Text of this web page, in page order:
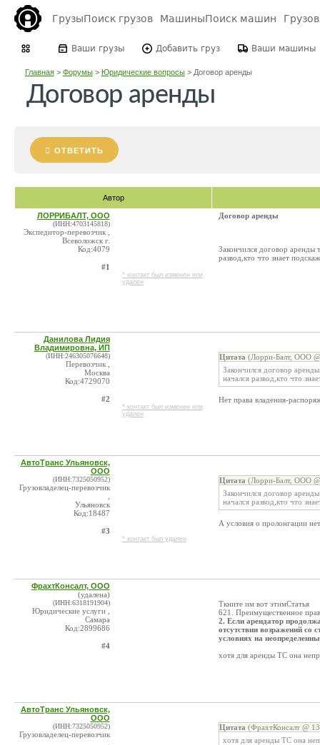
ГрузыПоиск грузов МашиныПоиск машин
Ваши грузы Добавить груз Ваши машины
Главная> Форумы> Юридические вопросы> Договор аренды
Договор аренды
ОТВЕТИТЬ
Автор
ЛОРРИБАЛТ, ООО
(ИНН:4703145818)
Экспедитор-перевозчик ,
Всеволожск г.
Код:4079
#1
* контакт был изменен или
удален
Договор аренды
Закончился договор аренды
развод,кто что знает
Данилова Лидия
Владимировна, ИП
(ИНН:246305076648)
Перевозчик ,
Москва
Код:4729070
#2
* контакт был изменен или
удален
Цитата (Лорри-Балт, ООО
Закончился договор
начался развод,кто что
Нет права владения-
АвтоТранс Ульяновск,
ООО
(ИНН:7325050952)
Грузовладелец-перевозчик
Ульяновск
Код:18487
#3
* контакт был удален
Цитата (Лорри-Балт, ООО
Закончился договор
начался развод,кто что
А условия о пролонгации
ФрахтКонсалт, ООО
(удалена)
(ИНН:6318191904)
Юридические услуги ,
Самара
Код:2899686
#4
Ткните им вот этимСтатья
621. Преимущественное
2. Если арендатор
отсутствии возражений со
условиях на
хотя для аренды ТС она
АвтоТранс Ульяновск,
ООО
(ИНН:7325050952)
Грузовладелец-перевозчик
Цитата (ФрахтКонсалт @
хотя для аренды ТС она